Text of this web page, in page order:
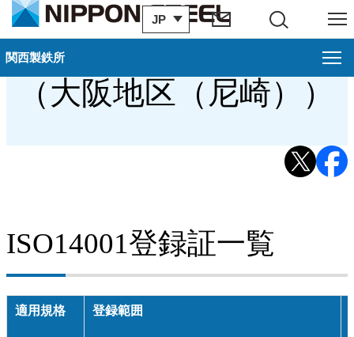
JP
サイト内検索 メニュー
関西製鉄所 閉じ
関西製鉄所
大阪地区案内
アクセス・地図（大阪地区（大阪））
ISO登録証・JIS認証書
（大阪地区（尼崎））
ISO14001登録証一覧
適用規格 登録範囲